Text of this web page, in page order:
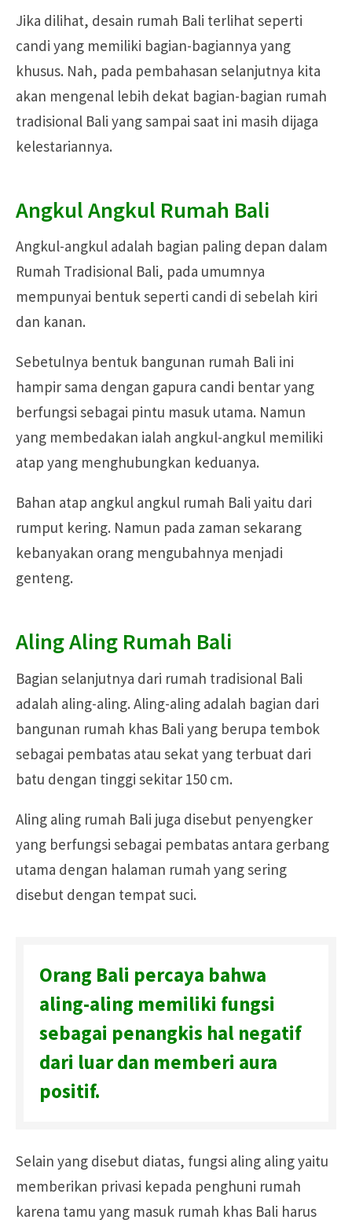
Jika dilihat, desain rumah Bali terlihat seperti
candi yang memiliki bagian-bagiannya yang
khusus. Nah, pada pembahasan selanjutnya kita
akan mengenal lebih dekat bagian-bagian rumah
tradisional Bali yang sampai saat ini masih dijaga
kelestariannya.
Angkul Angkul Rumah Bali
Angkul-angkul adalah bagian paling depan dalam
Rumah Tradisional Bali, pada umumnya
mempunyai bentuk seperti candi di sebelah kiri
dan kanan.
Sebetulnya bentuk bangunan rumah Bali ini
hampir sama dengan gapura candi bentar yang
berfungsi sebagai pintu masuk utama. Namun
yang membedakan ialah angkul-angkul memiliki
atap yang menghubungkan keduanya.
Bahan atap angkul angkul rumah Bali yaitu dari
rumput kering. Namun pada zaman sekarang
kebanyakan orang mengubahnya menjadi
genteng.
Aling Aling Rumah Bali
Bagian selanjutnya dari rumah tradisional Bali
adalah aling-aling. Aling-aling adalah bagian dari
bangunan rumah khas Bali yang berupa tembok
sebagai pembatas atau sekat yang terbuat dari
batu dengan tinggi sekitar 150 cm.
Aling aling rumah Bali juga disebut penyengker
yang berfungsi sebagai pembatas antara gerbang
utama dengan halaman rumah yang sering
disebut dengan tempat suci.
Orang Bali percaya bahwa
aling-aling memiliki fungsi
sebagai penangkis hal negatif
dari luar dan memberi aura
positif.
Selain yang disebut diatas, fungsi aling aling yaitu
memberikan privasi kepada penghuni rumah
karena tamu yang masuk rumah khas Bali harus